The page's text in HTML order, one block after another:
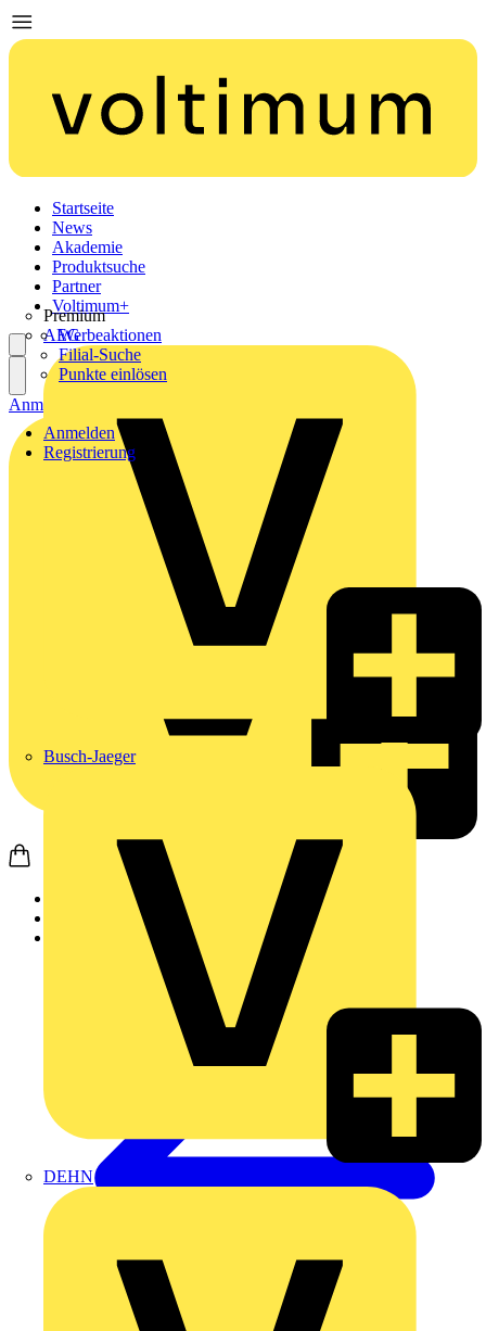
Startseite
News
Akademie
Produktsuche
Partner
Premium
AEG
Busch-Jaeger
DEHN
Voltimum+
Werbeaktionen
Filial-Suche
Punkte einlösen
Anmelden
Registrierung
Anmelden